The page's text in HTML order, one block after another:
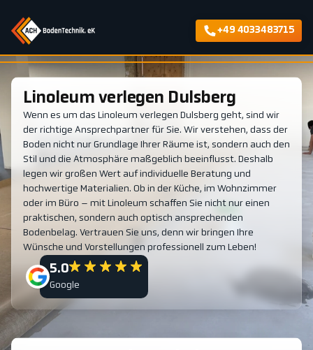
+49 4033483715
Linoleum verlegen Dulsberg
Wenn es um das Linoleum verlegen Dulsberg geht, sind wir
der richtige Ansprechpartner für Sie. Wir verstehen, dass der
Boden nicht nur Grundlage Ihrer Räume ist, sondern auch den
Stil und die Atmosphäre maßgeblich beeinflusst. Deshalb
legen wir großen Wert auf individuelle Beratung und
hochwertige Materialien. Ob in der Küche, im Wohnzimmer
oder im Büro – mit Linoleum schaffen Sie nicht nur einen
praktischen, sondern auch optisch ansprechenden
Bodenbelag. Vertrauen Sie uns, denn wir bringen Ihre
Wünsche und Vorstellungen professionell zum Leben!
5.0
Google